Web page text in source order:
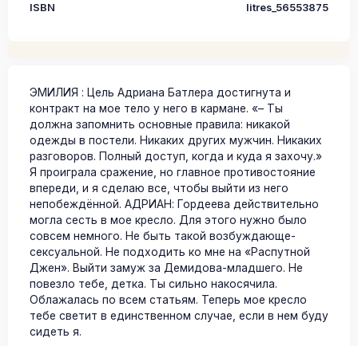
ISBN litres_56553875
ЭМИЛИЯ : Цель Адриана Батлера достигнута и
контракт на мое тело у него в кармане. «– Ты
должна запомнить основные правила: никакой
одежды в постели. Никаких других мужчин. Никаких
разговоров. Полный доступ, когда и куда я захочу.»
Я проиграла сражение, но главное противостояние
впереди, и я сделаю все, чтобы выйти из него
непобеждённой. АДРИАН: Гордеева действительно
могла сесть в мое кресло. Для этого нужно было
совсем немного. Не быть такой возбуждающе-
сексуальной. Не подходить ко мне на «Распутной
Джен». Выйти замуж за Демидова-младшего. Не
повезло тебе, детка. Ты сильно накосячила.
Облажалась по всем статьям. Теперь мое кресло
тебе светит в единственном случае, если в нем буду
сидеть я.